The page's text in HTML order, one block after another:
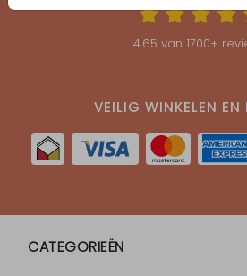
4.65 van 1700+
VEILIG WINKELEN EN
CATEGORIEËN